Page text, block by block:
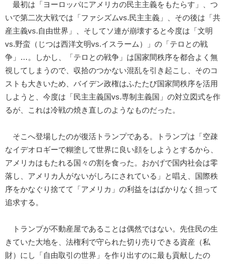
最初は「ヨーロッパにアメリカの民主主義をもたらす」、つ
いで第二次大戦では「ファシズムvs.民主主義」、その後は「共
産主義vs.自由世界」、そしてソ連が崩壊すると今度は「文明
vs.野蛮（じつは西洋文明vs.イスラーム）」の「テロとの戦
争」…。しかし、「テロとの戦争」は国家間秩序を都合よく無
視してしまうので、収拾のつかない混乱を引き起こし、そのコ
ストも大きいため、バイデン政権はふたたび国家間秩序を活用
しようと、今度は「民主主義国vs.専制主義国」の対立図式を作
るが、これは冷戦の焼き直しのようなものだった。
そこへ登場したのが復活トランプである。トランプは「空疎
なイデオロギーで糊塗して世界に良い顔をしようとするから、
アメリカはもたれる国々の割を食った。おかげで国内社会は零
落し、アメリカ人がないがしろにされている」と唱え、国際秩
序をかなぐり捨てて「アメリカ」の利益をはばかりなく担って
追求する。
トランプが不動産屋であることは偶然ではない。先住民の生
きていた大地を、法権利で守られた切り売りできる資産（私
財）にし「自由取引の世界」を作り出すのに最も貢献したの